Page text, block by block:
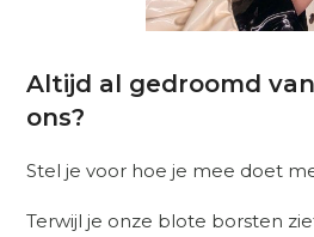
Altijd al gedroomd
ons?
Stel je voor hoe je mee doet
Terwijl je onze blote borsten